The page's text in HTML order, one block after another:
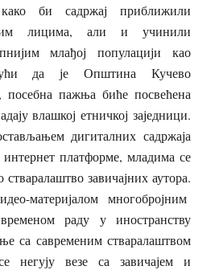
би садржај приближили
лицима, али и учинили
млађој популацији као
да је Општина Кучево
посебна пажња биће посвећена
влашкој етничкој заједници.
дигиталних садржаја
платформе, младима се
стваралаштво завичајних аутора.
материјалом многобројним
раду у иностранству
са савременим стваралаштвом
негују везе са завичајем и